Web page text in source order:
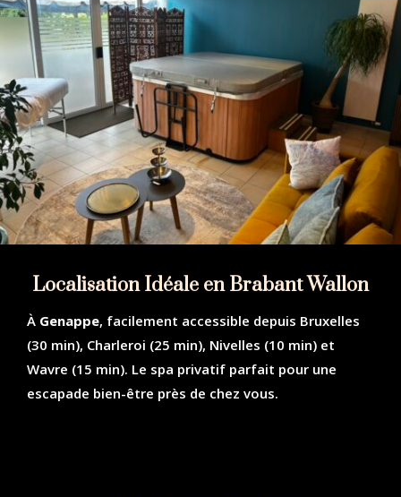
Localisation Idéale en Brabant Wallon
À Genappe, facilement accessible depuis Bruxelles
(30 min), Charleroi (25 min), Nivelles (10 min) et
Wavre (15 min). Le spa privatif parfait pour une
escapade bien-être près de chez vous.